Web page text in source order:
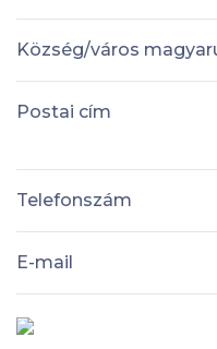
Község/város
Postai cím
Telefonszám
E-mail